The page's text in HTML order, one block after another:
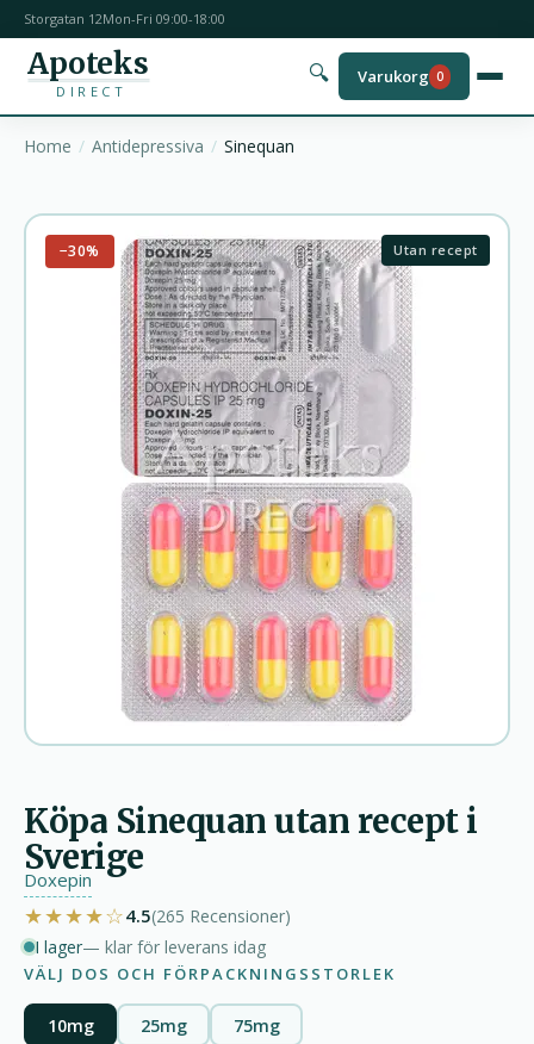
Storgatan 12Mon-Fri 09:00-18:00
Apoteks
DIRECT
🔍 Varukorg 0
Home Antidepressiva Sinequan
−30% Utan recept
Köpa Sinequan utan recept i
Sverige
Doxepin
★★★★☆4.5(265 Recensioner)
I lager— klar för leverans idag
VÄLJ DOS OCH FÖRPACKNINGSSTORLEK
10mg 25mg 75mg